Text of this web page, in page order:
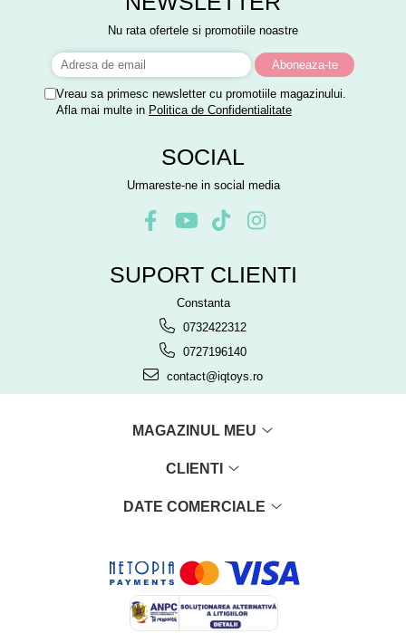
Nu rata ofertele si promotiile noastre
Vreau sa primesc newsletter cu promotiile magazinului.
Afla mai multe in Politica de Confidentialitate
SOCIAL
Urmareste-ne in social media
SUPORT CLIENTI
Constanta
0732422312
0727196140
contact@iqtoys.ro
MAGAZINUL MEU
CLIENTI
DATE COMERCIALE